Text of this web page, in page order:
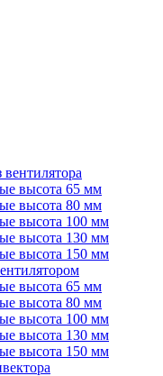
высота 65 мм
высота 80 мм
высота 100 мм
высота 130 мм
высота 150 мм
высота 65 мм
высота 80 мм
высота 100 мм
высота 130 мм
высота 150 мм